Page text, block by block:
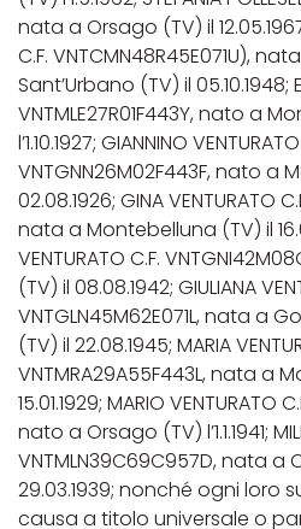
nata a Orsago (TV) il
C.F. VNTCMN48R45E071U),
Sant’Urbano (TV) il 05.10.1948;
VNTMLE27R01F443Y, nato a
l’1.10.1927; GIANNINO
VNTGNN26M02F443F, nato a
02.08.1926; GINA VENTURATO
nata a Montebelluna (TV) il
VENTURATO C.F.
(TV) il 08.08.1942; GIULIANA
VNTGLN45M62E071L, nata a
(TV) il 22.08.1945; MARIA
VNTMRA29A55F443L, nata a
15.01.1929; MARIO VENTURATO
nato a Orsago (TV) l’1.1.1941;
VNTMLN39C69C957D, nata a
29.03.1939; nonché ogni loro
causa a titolo universale o